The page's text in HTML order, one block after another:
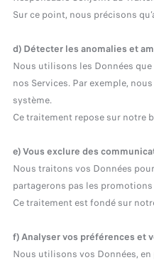
Sur ce point, nous précisons
d) Détecter les anomalies et
Nous utilisons les Données
nos Services. Par exemple,
système.
Ce traitement repose sur notre
e) Vous exclure des
Nous traitons vos Données
partagerons pas les
Ce traitement est fondé sur
f) Analyser vos préférences et
Nous utilisons vos Données,